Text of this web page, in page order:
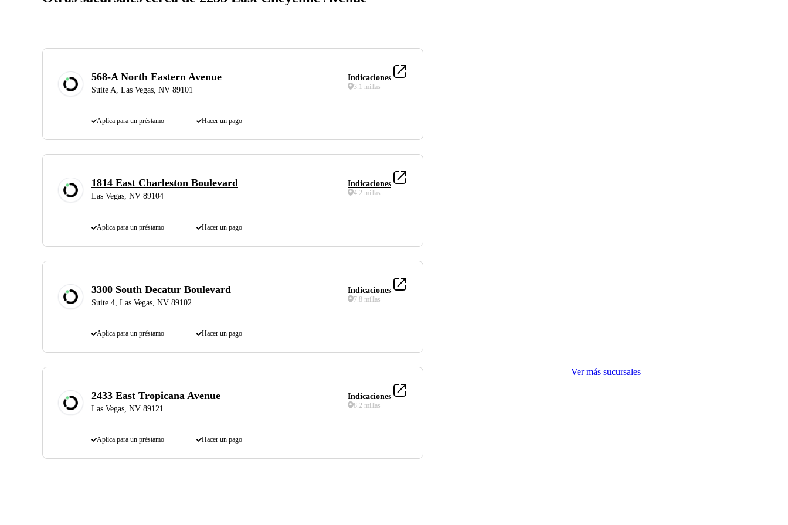
568-A North Eastern Avenue
Suite A, Las Vegas, NV 89101
Indicaciones
3.1 millas
Aplica para un préstamo Hacer un pago
1814 East Charleston Boulevard
Las Vegas, NV 89104
Indicaciones
4.2 millas
Aplica para un préstamo Hacer un pago
3300 South Decatur Boulevard
Suite 4, Las Vegas, NV 89102
Indicaciones
7.8 millas
Aplica para un préstamo Hacer un pago
2433 East Tropicana Avenue
Las Vegas, NV 89121
Indicaciones
8.2 millas
Aplica para un préstamo Hacer un pago
Ver más sucursales